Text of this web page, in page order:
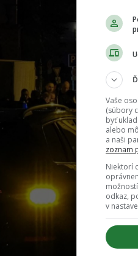
Vaše
(súbory
byť
alebo
a naši
zoznam
Niektorí
odkaz,
v